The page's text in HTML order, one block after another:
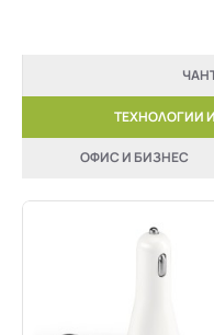
ТЕХНОЛОГИИ
ОФИС И БИЗНЕС